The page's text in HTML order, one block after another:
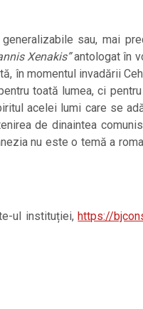
sau, mai
Xenakis”antologat în
în momentul invadării
toată lumea, ci
acelei lumi care se
de dinaintea
nu este o temă a
ul instituției, https://